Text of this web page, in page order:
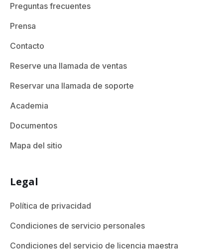
Preguntas frecuentes
Prensa
Contacto
Reserve una llamada de ventas
Reservar una llamada de soporte
Academia
Documentos
Mapa del sitio
Legal
Política de privacidad
Condiciones de servicio personales
Condiciones del servicio de licencia maestra